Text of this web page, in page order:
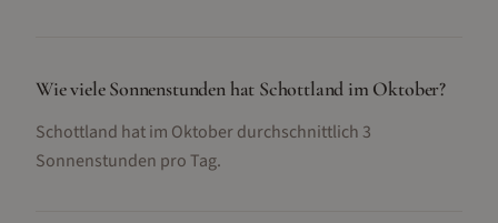
Wie viele Sonnenstunden hat Schottland im Oktober?
Schottland hat im Oktober durchschnittlich 3
Sonnenstunden pro Tag.